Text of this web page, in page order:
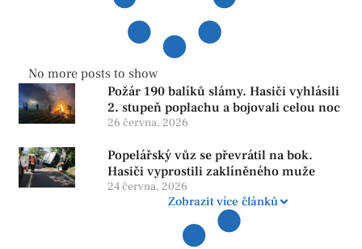
No more posts to show
Požár 190 balíků slámy. Hasiči vyhlásili
2. stupeň poplachu a bojovali celou noc
26 června, 2026
Popelářský vůz se převrátil na bok.
Hasiči vyprostili zaklíněného muže
24 června, 2026
Zobrazit více článků